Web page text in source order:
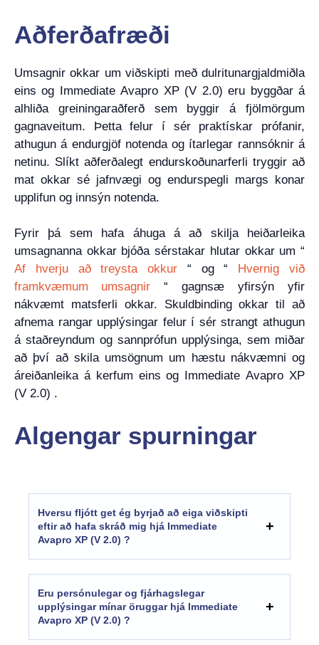
Aðferðafræði
Umsagnir okkar um viðskipti með dulritunargjaldmiðla
eins og Immediate Avapro XP (V 2.0) eru byggðar á
alhliða greiningaraðferð sem byggir á fjölmörgum
gagnaveitum. Þetta felur í sér praktískar prófanir,
athugun á endurgjöf notenda og ítarlegar rannsóknir á
netinu. Slíkt aðferðalegt endurskoðunarferli tryggir að
mat okkar sé jafnvægi og endurspegli margs konar
upplifun og innsýn notenda.
Fyrir þá sem hafa áhuga á að skilja heiðarleika
umsagnanna okkar bjóða sérstakar hlutar okkar um “
Af hverju að treysta okkur “ og “ Hvernig við
framkvæmum umsagnir “ gagnsæ yfirsýn yfir
nákvæmt matsferli okkar. Skuldbinding okkar til að
afnema rangar upplýsingar felur í sér strangt athugun
á staðreyndum og sannprófun upplýsinga, sem miðar
að því að skila umsögnum um hæstu nákvæmni og
áreiðanleika á kerfum eins og Immediate Avapro XP
(V 2.0) .
Algengar spurningar
Hversu fljótt get ég byrjað að eiga viðskipti
eftir að hafa skráð mig hjá Immediate
Avapro XP (V 2.0) ?
Eru persónulegar og fjárhagslegar
upplýsingar mínar öruggar hjá Immediate
Avapro XP (V 2.0) ?